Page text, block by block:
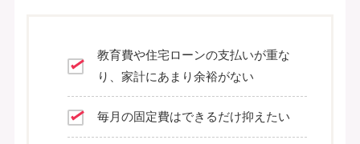
教育費や住宅ローンの支払いが重な
り、家計にあまり余裕がない
毎月の固定費はできるだけ抑えたい